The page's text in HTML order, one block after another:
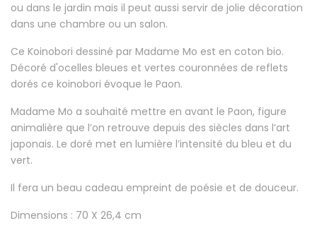
ou dans le jardin mais il peut aussi servir de jolie décoration
dans une chambre ou un salon.
Ce Koinobori dessiné par Madame Mo est en coton bio.
Décoré d'ocelles bleues et vertes couronnées de reflets
dorés ce koinobori évoque le Paon.
Madame Mo a souhaité mettre en avant le Paon, figure
animalière que l’on retrouve depuis des siècles dans l’art
japonais. Le doré met en lumière l’intensité du bleu et du
vert.
Il fera un beau cadeau empreint de poésie et de douceur.
Dimensions : 70 X 26,4 cm